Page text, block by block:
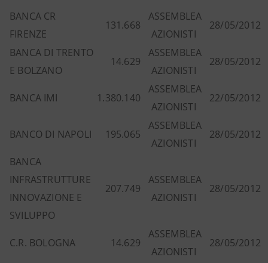
BANCA CR
FIRENZE
131.668
ASSEMBLEA
AZIONISTI
28/05/2012
BANCA DI TRENTO
E BOLZANO
14.629
ASSEMBLEA
AZIONISTI
28/05/2012
BANCA IMI 1.380.140
ASSEMBLEA
AZIONISTI
22/05/2012
BANCO DI NAPOLI 195.065
ASSEMBLEA
AZIONISTI
28/05/2012
BANCA
INFRASTRUTTURE
INNOVAZIONE E
SVILUPPO
207.749
ASSEMBLEA
AZIONISTI
28/05/2012
C.R. BOLOGNA 14.629
ASSEMBLEA
AZIONISTI
28/05/2012